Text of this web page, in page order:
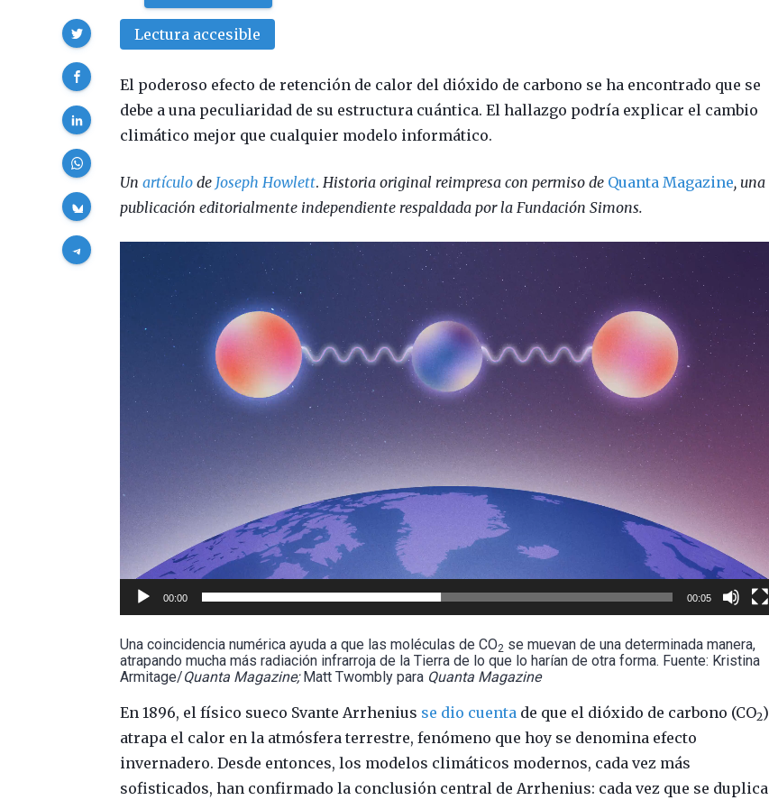
Lectura accesible
El poderoso efecto de retención de calor del dióxido de carbono se ha encontrado que se
debe a una peculiaridad de su estructura cuántica. El hallazgo podría explicar el cambio
climático mejor que cualquier modelo informático.
Unartículo de Joseph Howlett.Historia original reimpresa con permiso de Quanta Magazine, una
publicación editorialmente independiente respaldada por la Fundación Simons.
Reproductor
00:00 00:05
Una coincidencia numérica ayuda a que las moléculas de CO2 se muevan de una determinada manera,
atrapando mucha más radiación infrarroja de la Tierra de lo que lo harían de otra forma. Fuente: Kristina
Armitage/Quanta Magazine;Matt Twombly para Quanta Magazine
En 1896, el físico sueco Svante Arrhenius se dio cuenta de que el dióxido de carbono (CO2)
atrapa el calor en la atmósfera terrestre, fenómeno que hoy se denomina efecto
invernadero. Desde entonces, los modelos climáticos modernos, cada vez más
sofisticados, han confirmado la conclusión central de Arrhenius: cada vez que se duplica
Compartir